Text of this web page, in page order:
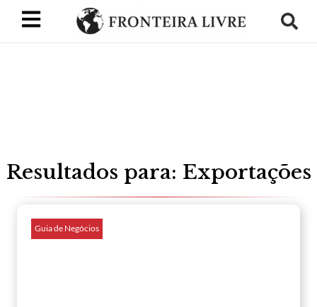
Resultados para: Exportações
Guia de Negócios